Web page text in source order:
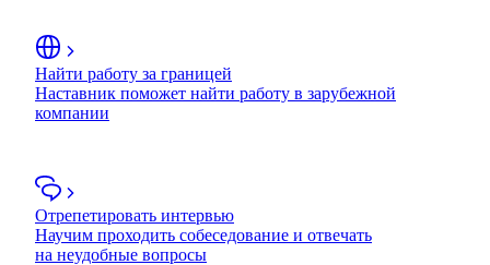
Найти работу за границей
Наставник поможет найти работу в зарубежной
компании
Отрепетировать интервью
Научим проходить собеседование и отвечать
на неудобные вопросы